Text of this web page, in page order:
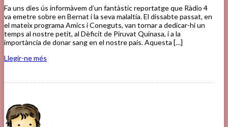
Fa uns dies ús informàvem d’un fantàstic reportatge que Ràdio 4
va emetre sobre en Bernat i la seva malaltia. El dissabte passat, en
el mateix programa Amics i Coneguts, van tornar a dedicar-hi un
temps al nostre petit, al Dèficit de Piruvat Quinasa, i a la
importància de donar sang en el nostre país. Aquesta […]
Llegir-ne més